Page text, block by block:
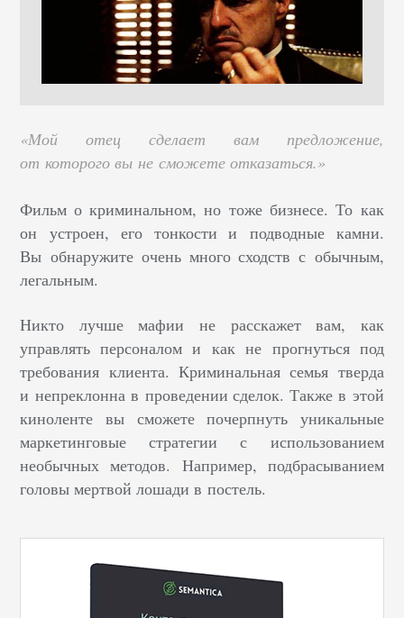
«Мой отец сделает вам предложение,
от которого вы не сможете отказаться.»
Фильм о криминальном, но тоже бизнесе. То как
он устроен, его тонкости и подводные камни.
Вы обнаружите очень много сходств с обычным,
легальным.
Никто лучше мафии не расскажет вам, как
управлять персоналом и как не прогнуться под
требования клиента. Криминальная семья тверда
и непреклонна в проведении сделок. Также в этой
киноленте вы сможете почерпнуть уникальные
маркетинговые стратегии с использованием
необычных методов. Например, подбрасыванием
головы мертвой лошади в постель.